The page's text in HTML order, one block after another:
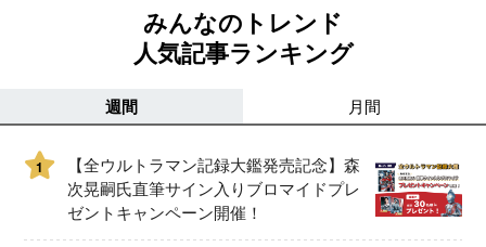
みんなのトレンド
人気記事ランキング
週間 月間
1
【全ウルトラマン記録大鑑発売記念】森
次晃嗣氏直筆サイン入りブロマイドプレ
ゼントキャンペーン開催！